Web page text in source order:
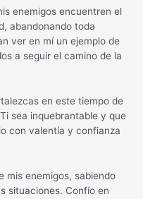
enemigos encuentren el
abandonando toda
ver en mí un ejemplo de
a seguir el camino de la
en este tiempo de
sea inquebrantable y que
con valentía y confianza
mis enemigos, sabiendo
situaciones. Confío en